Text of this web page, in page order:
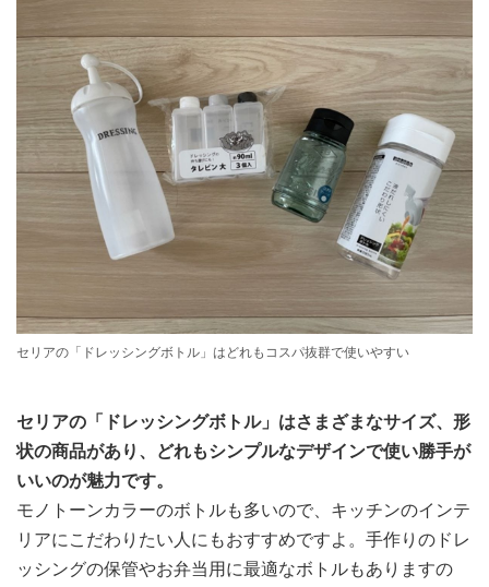
セリアの「ドレッシングボトル」はどれもコスパ抜群で使いやすい
セリアの「ドレッシングボトル」はさまざまなサイズ、形
状の商品があり、どれもシンプルなデザインで使い勝手が
いいのが魅力です。
モノトーンカラーのボトルも多いので、キッチンのインテ
リアにこだわりたい人にもおすすめですよ。手作りのドレ
ッシングの保管やお弁当用に最適なボトルもありますの